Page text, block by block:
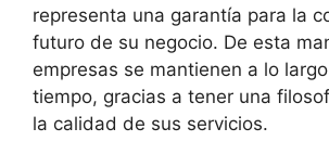
representa una garantía para la
futuro de su negocio. De esta
empresas se mantienen a lo
tiempo, gracias a tener una
la calidad de sus servicios.